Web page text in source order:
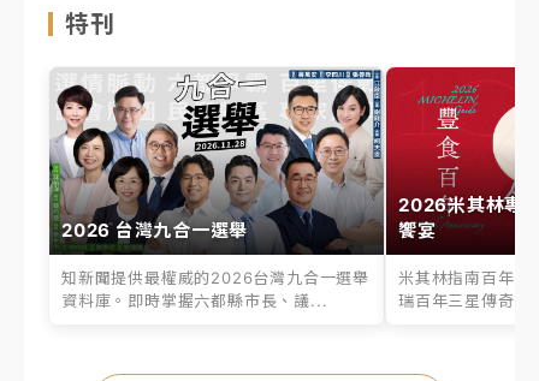
特刊
2026 台灣九合一選舉
知新聞提供最權威的2026台灣九合一選舉
資料庫。即時掌握六都縣市長、議...
2026米其林專
饗宴
米其林指南百年之
瑞百年三星傳奇、